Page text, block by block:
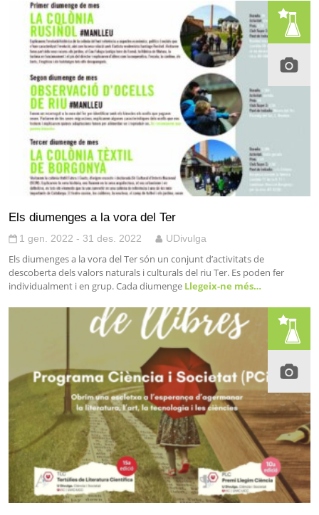
Els diumenges a la vora del Ter
1 gen. 2022 - 31 des. 2022 UDivulga
Els diumenges a la vora del Ter són un conjunt d’activitats de
descoberta dels valors naturals i culturals del riu Ter. Es poden fer
individualment i en grup. Cada diumenge Llegeix-ne més…